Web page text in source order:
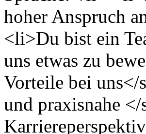
hoher Anspruch
<li>Du bist ein
uns etwas zu
Vorteile bei
und praxisnahe